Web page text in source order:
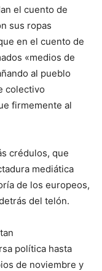
el cuento de
sus ropas
en el cuento de
«medios de
al pueblo
colectivo
firmemente al
crédulos, que
mediática
de los europeos,
del telón.
política hasta
de noviembre y